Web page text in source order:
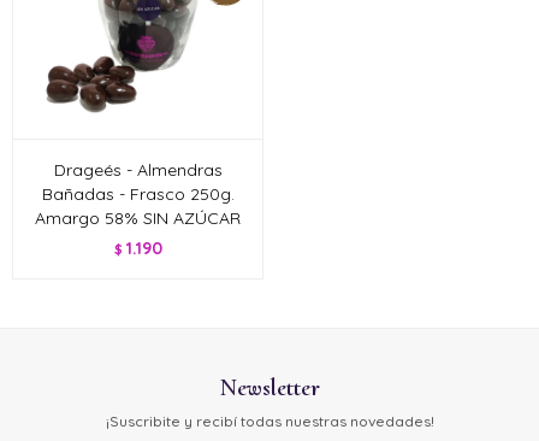
Drageés - Almendras
Bañadas - Frasco 250g.
Amargo 58% SIN AZÚCAR
$ 1.190
Newsletter
¡Suscribite y recibí todas nuestras novedades!